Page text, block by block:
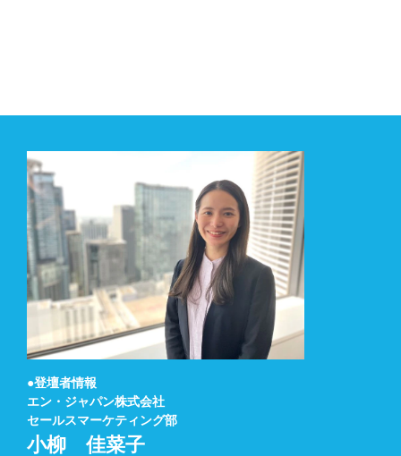
●登壇者情報
エン・ジャパン株式会社
セールスマーケティング部
小柳 佳菜子